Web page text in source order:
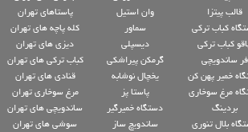
قالب پیتزا
کباب ترکی
کباب ترکی
فر ساندویچی
خمیر پهن کن
مرغ سوخاری
بردینگ
بلال تنوری
وان استیل
سماور
دیسپلی
گرمکن پیراشکی
یخچال نوشابه
پاستا پز
دستگاه خمیرگیر
ساندویچ ساز
پاستاهای تهران
کله پاچه های تهران
دیزی های تهران
کباب ترکی های تهران
قنادی های تهران
مرغ سوخاری تهران
ساندویچی های تهران
سوشی های تهران